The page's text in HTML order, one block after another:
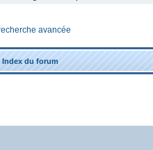
avancée
Index du forum